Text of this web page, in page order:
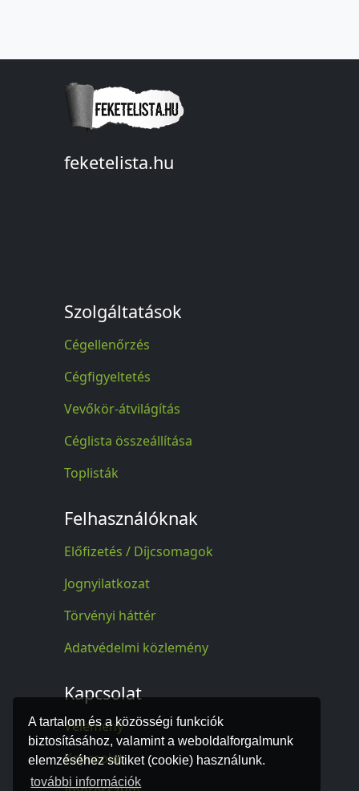
A tartalom és a közösségi funkciók
biztosításához, valamint a weboldalforgalmunk
elemzéséhez sütiket (cookie) használunk.
további információk
feketelista.hu
Szolgáltatások
Cégellenőrzés
Cégfigyeltetés
Vevőkör-átvilágítás
Céglista összeállítása
Toplisták
Felhasználóknak
Előfizetés / Díjcsomagok
Jognyilatkozat
Törvényi háttér
Adatvédelmi közlemény
Kapcsolat
Vélemény
Kapcsolat